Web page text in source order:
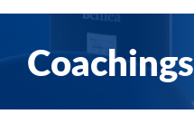
Coachings